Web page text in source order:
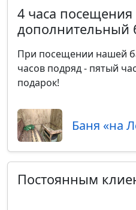
4 часа посещения
дополнительный
При посещении нашей
часов подряд - пятый
подарок!
Баня «на
Постоянным